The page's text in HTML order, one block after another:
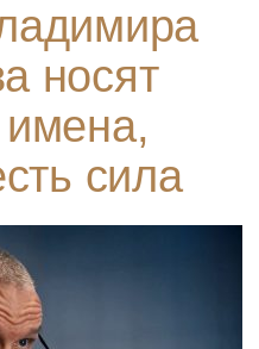
носят
сила